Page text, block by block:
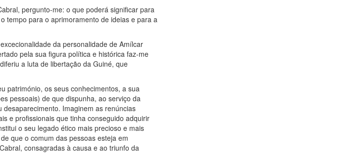
pergunto-me: o que poderá significar para
tempo para o aprimoramento de ideias e para a
da personalidade de Amílcar
pela sua figura política e histórica faz-me
a luta de libertação da Guiné, que
património, os seus conhecimentos, a sua
pessoais) de que dispunha, ao serviço da
Imaginem as renúncias
e profissionais que tinha conseguido adquirir
o seu legado ético mais precioso e mais
que o comum das pessoas esteja em
consagradas à causa e ao triunfo da